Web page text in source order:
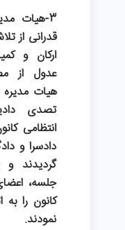
3-هیات
قدرانی از
ارکان و
هیات
تصدی
انتظامی
دادسرا و
گردیدند
جلسه،
کانون را
نمودند.